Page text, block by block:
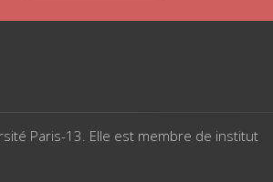
Paris-13. Elle est membre de institut